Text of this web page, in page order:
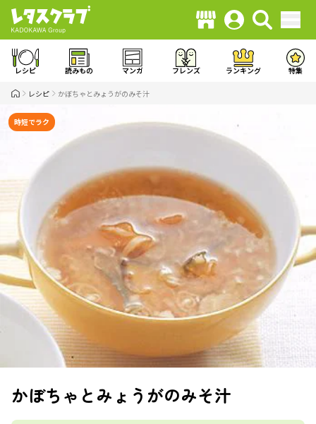
レシピ 読みもの マンガ フレンズ ランキング 特集
レシピ かぼちゃとみょうがのみそ汁
時短でラク
かぼちゃとみょうがのみそ汁